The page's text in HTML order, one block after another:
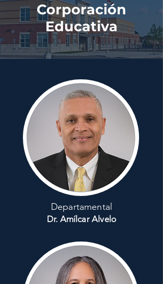
Corporación
Educativa
Departamental
Dr. Amílcar Alvelo